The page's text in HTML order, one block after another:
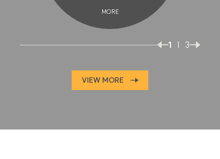
MORE
1 3
VIEW MORE